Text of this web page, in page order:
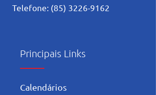
Telefone: (85) 3226-9162
Principais Links
Calendários